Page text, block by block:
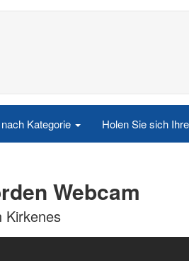
Kategorie Holen Sie sich
Webcam
Kirkenes